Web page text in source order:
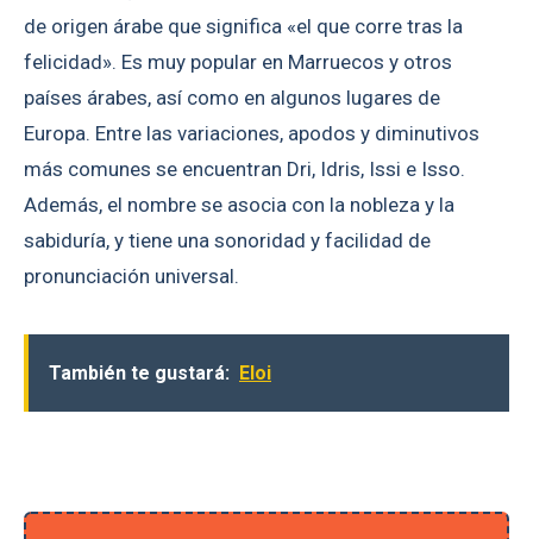
de origen árabe que significa «el que corre tras la
felicidad». Es muy popular en Marruecos y otros
países árabes, así como en algunos lugares de
Europa. Entre las variaciones, apodos y diminutivos
más comunes se encuentran Dri, Idris, Issi e Isso.
Además, el nombre se asocia con la nobleza y la
sabiduría, y tiene una sonoridad y facilidad de
pronunciación universal.
También te gustará: Eloi